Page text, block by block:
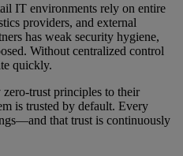
IT environments rely on entire
providers, and external
has weak security hygiene,
Without centralized control
quickly.
trust principles to their
is trusted by default. Every
that trust is continuously